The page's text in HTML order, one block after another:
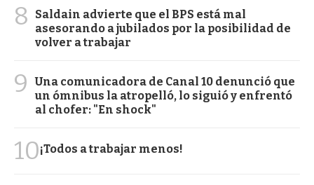
8
Saldain advierte que el BPS está mal
asesorando a jubilados por la posibilidad de
volver a trabajar
9
Una comunicadora de Canal 10 denunció que
un ómnibus la atropelló, lo siguió y enfrentó
al chofer: "En shock"
10¡Todos a trabajar menos!